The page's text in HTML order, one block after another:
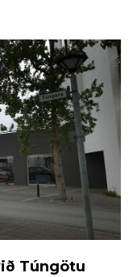
Túngötu